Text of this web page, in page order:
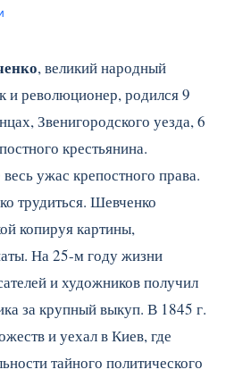
, великий народный
и революционер, родился 9
Звенигородского уезда, 6
крестьянина.
ужас крепостного права.
трудиться. Шевченко
копируя картины,
На 25-м году жизни
и художников получил
за крупный выкуп. В 1845 г.
и уехал в Киев, где
тайного политического